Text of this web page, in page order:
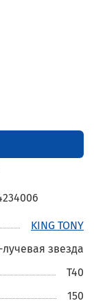
KING TONY
лучевая звезда
T40
150